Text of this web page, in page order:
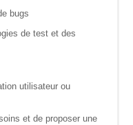
bugs
de test et des
utilisateur ou
et de proposer une